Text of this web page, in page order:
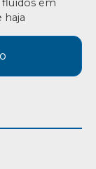
em
haja